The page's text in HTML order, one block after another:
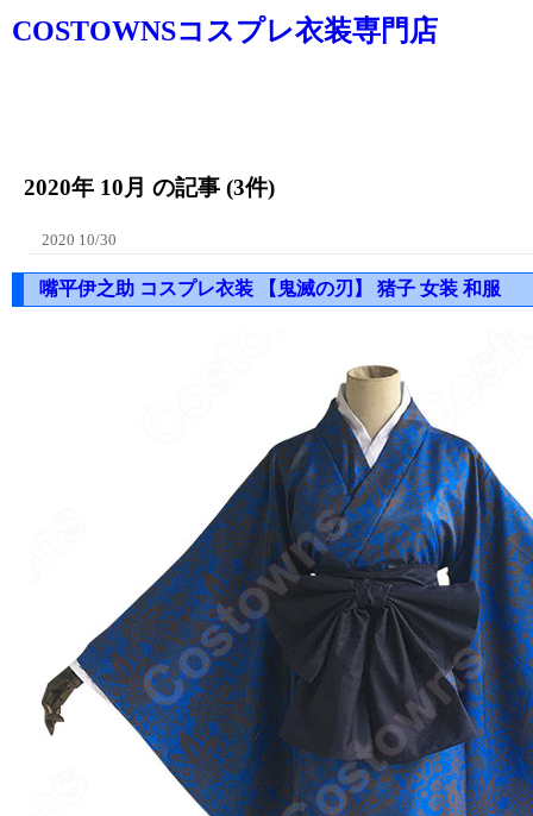
COSTOWNSコスプレ衣装専門店
2020年 10月 の記事 (3件)
2020 10/30
嘴平伊之助 コスプレ衣装 【鬼滅の刃】 猪子 女装 和服